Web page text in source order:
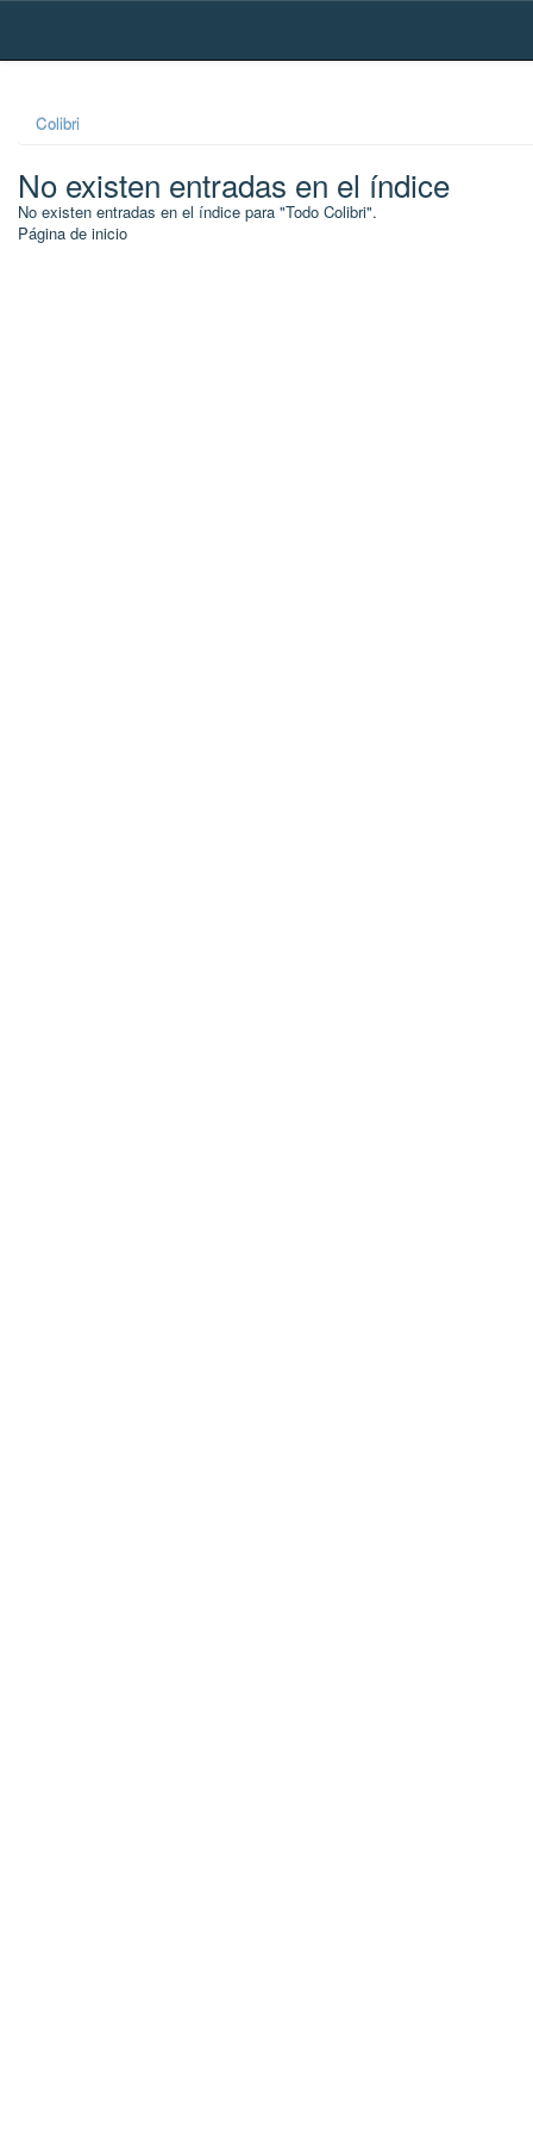
Skip
Colibri
No existen entradas en el índice
No existen entradas en el índice para "Todo Colibri".
Página de inicio